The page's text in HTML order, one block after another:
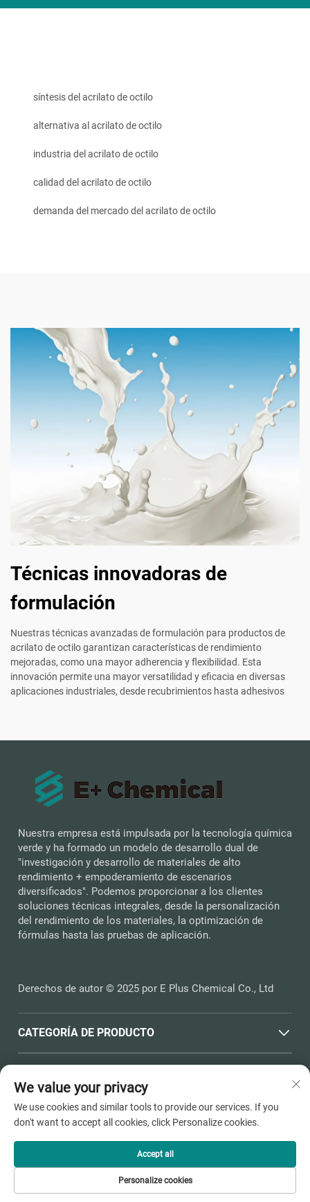
síntesis del acrilato de octilo
alternativa al acrilato de octilo
industria del acrilato de octilo
calidad del acrilato de octilo
demanda del mercado del acrilato de octilo
Técnicas innovadoras de
formulación
Nuestras técnicas avanzadas de formulación para productos de
acrilato de octilo garantizan características de rendimiento
mejoradas, como una mayor adherencia y flexibilidad. Esta
innovación permite una mayor versatilidad y eficacia en diversas
aplicaciones industriales, desde recubrimientos hasta adhesivos
Nuestra empresa está impulsada por la tecnología química
verde y ha formado un modelo de desarrollo dual de
"investigación y desarrollo de materiales de alto
rendimiento + empoderamiento de escenarios
diversificados". Podemos proporcionar a los clientes
soluciones técnicas integrales, desde la personalización
del rendimiento de los materiales, la optimización de
fórmulas hasta las pruebas de aplicación.
Derechos de autor © 2025 por E Plus Chemical Co., Ltd
CATEGORÍA DE PRODUCTO
INFORMACIÓN DE CONTACTO
Office add : N.º 398, Carretera Haichen, Town Dushangang,
Ciudad de Pinghu, Ciudad de Jiaxing, Provincia de Zhejiang
Correo electrónico:[email protected]
We value your privacy
We use cookies and similar tools to provide our services. If you
don't want to accept all cookies, click Personalize cookies.
Personalize cookies
Accept all